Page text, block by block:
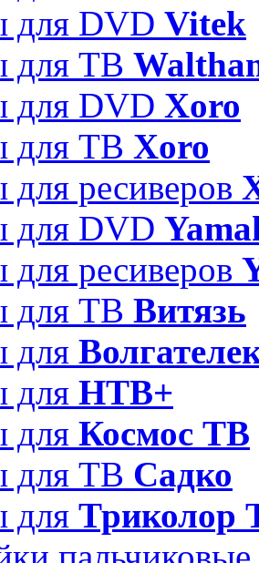
для DVD Vitek
для ТВ
для DVD Xoro
для ТВ Xoro
для ресиверов
для DVD
для ресиверов
для ТВ Витязь
для
для НТВ+
для Космос ТВ
для ТВ Садко
для Триколор